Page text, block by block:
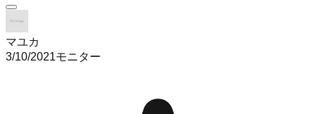
マユカ
3/10/2021モニター